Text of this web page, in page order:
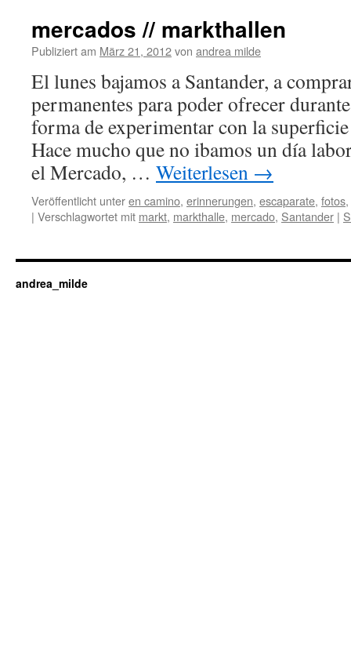
mercados // markthallen
Publiziert am März 21, 2012von andrea milde
El lunes bajamos a Santander, a
permanentes para poder ofrecer
forma de experimentar con la
Hace mucho que no ibamos un día
el Mercado, … Weiterlesen →
Veröffentlicht unteren camino, erinnerungen, escaparate, fotos,
| Verschlagwortet mit markt, markthalle, mercado, Santander |
andrea_milde